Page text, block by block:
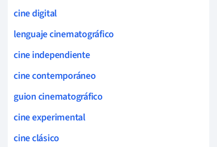
cine digital
lenguaje cinematográfico
cine independiente
cine contemporáneo
guion cinematográfico
cine experimental
cine clásico